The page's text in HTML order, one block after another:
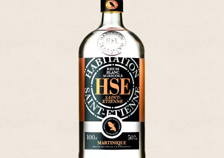
RHUMS AGRICOLES
SAINT JAMES - COEUR DE CHAUFFE - RHUM BLANC
29,00 €
Ajouter - 29,00 €